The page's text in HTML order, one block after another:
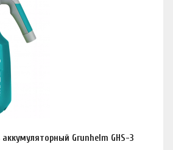
Grunhelm GHS-3